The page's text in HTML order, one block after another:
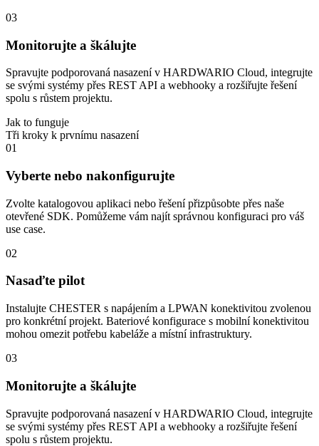
03
Monitorujte a škálujte
Spravujte podporovaná nasazení v HARDWARIO Cloud, integrujte
se svými systémy přes REST API a webhooky a rozšiřujte řešení
spolu s růstem projektu.
Jak to funguje
Tři kroky k prvnímu nasazení
01
Vyberte nebo nakonfigurujte
Zvolte katalogovou aplikaci nebo řešení přizpůsobte přes naše
otevřené SDK. Pomůžeme vám najít správnou konfiguraci pro váš
use case.
02
Nasaďte pilot
Instalujte CHESTER s napájením a LPWAN konektivitou zvolenou
pro konkrétní projekt. Bateriové konfigurace s mobilní konektivitou
mohou omezit potřebu kabeláže a místní infrastruktury.
03
Monitorujte a škálujte
Spravujte podporovaná nasazení v HARDWARIO Cloud, integrujte
se svými systémy přes REST API a webhooky a rozšiřujte řešení
spolu s růstem projektu.